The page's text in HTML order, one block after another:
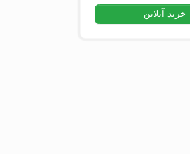
خرید آنلاین